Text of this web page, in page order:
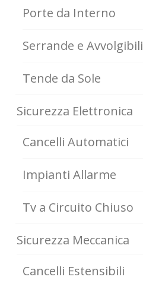
Porte da Interno
Serrande e Avvolgibili
Tende da Sole
Sicurezza Elettronica
Cancelli Automatici
Impianti Allarme
Tv a Circuito Chiuso
Sicurezza Meccanica
Cancelli Estensibili